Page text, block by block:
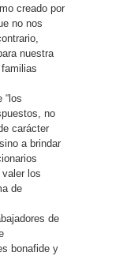
creado por
no nos
nuestra
“los
no
carácter
a brindar
los
de
de
bonafide y